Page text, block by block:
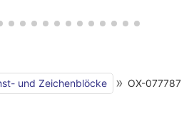
und Zeichenblöcke » OX-077787